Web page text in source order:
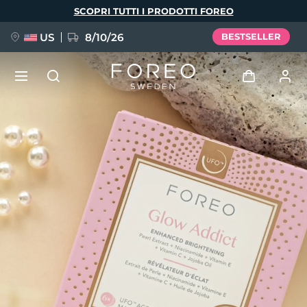
SCOPRI TUTTI I PRODOTTI FOREO
US 8/10/26 BESTSELLER
Accedi
Profilo utente
I miei dispositivi
I miei ordini
I miei indirizzi
I miei abbonamenti
NUOVO
FAQ™ Pure Beauty-Tech Elixir
BREAKING NEWS
issa™ Teeth Whitening Set
Lingua
English Deutsch
Español
Français
Italiano
Português
Svenska
Русский
简体中文 繁體中文